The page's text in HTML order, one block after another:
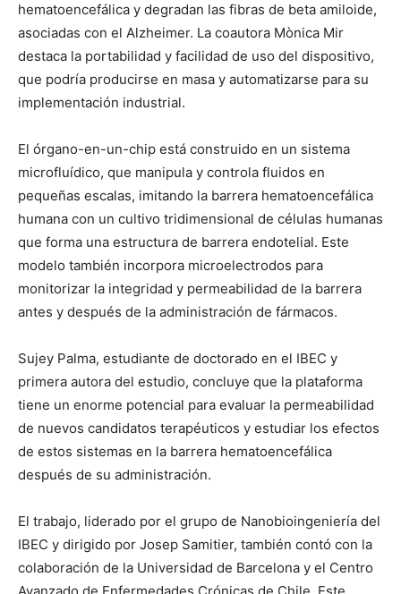
hematoencefálica y degradan las fibras de beta amiloide,
asociadas con el Alzheimer. La coautora Mònica Mir
destaca la portabilidad y facilidad de uso del dispositivo,
que podría producirse en masa y automatizarse para su
implementación industrial.
El órgano-en-un-chip está construido en un sistema
microfluídico, que manipula y controla fluidos en
pequeñas escalas, imitando la barrera hematoencefálica
humana con un cultivo tridimensional de células humanas
que forma una estructura de barrera endotelial. Este
modelo también incorpora microelectrodos para
monitorizar la integridad y permeabilidad de la barrera
antes y después de la administración de fármacos.
Sujey Palma, estudiante de doctorado en el IBEC y
primera autora del estudio, concluye que la plataforma
tiene un enorme potencial para evaluar la permeabilidad
de nuevos candidatos terapéuticos y estudiar los efectos
de estos sistemas en la barrera hematoencefálica
después de su administración.
El trabajo, liderado por el grupo de Nanobioingeniería del
IBEC y dirigido por Josep Samitier, también contó con la
colaboración de la Universidad de Barcelona y el Centro